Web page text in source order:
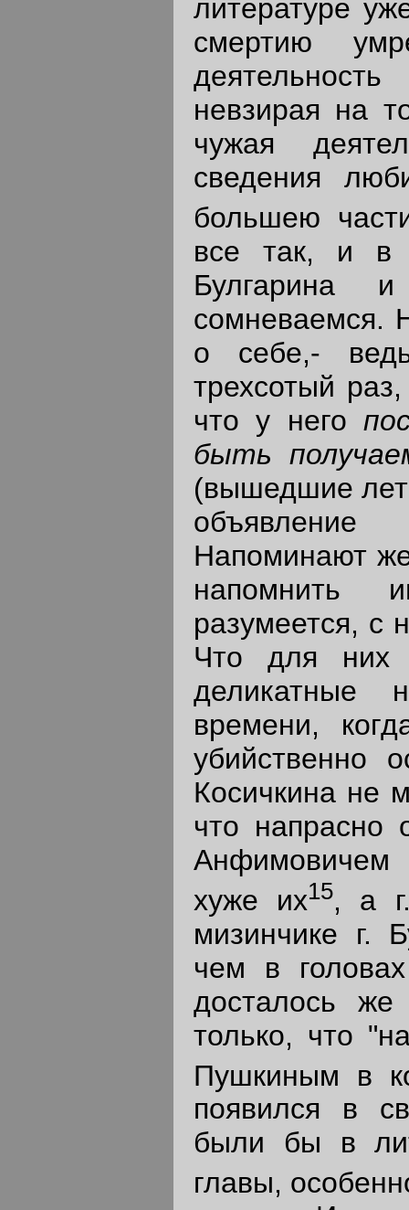
литературе
смертию
невзирая на
чужая
сведения
большею
все так, и в
Булгарина
сомневаемся.
о себе,-
трехсотый
что у него
быть
(вышедшие
объявление
Напоминают
напомнить
разумеется, с
Что для них
деликатные
времени,
убийственно
Косичкина не
что напрасно
хуже их15, а
мизинчике г.
чем в
досталось
только, что
Пушкиным в
появился в
были бы в
главы,